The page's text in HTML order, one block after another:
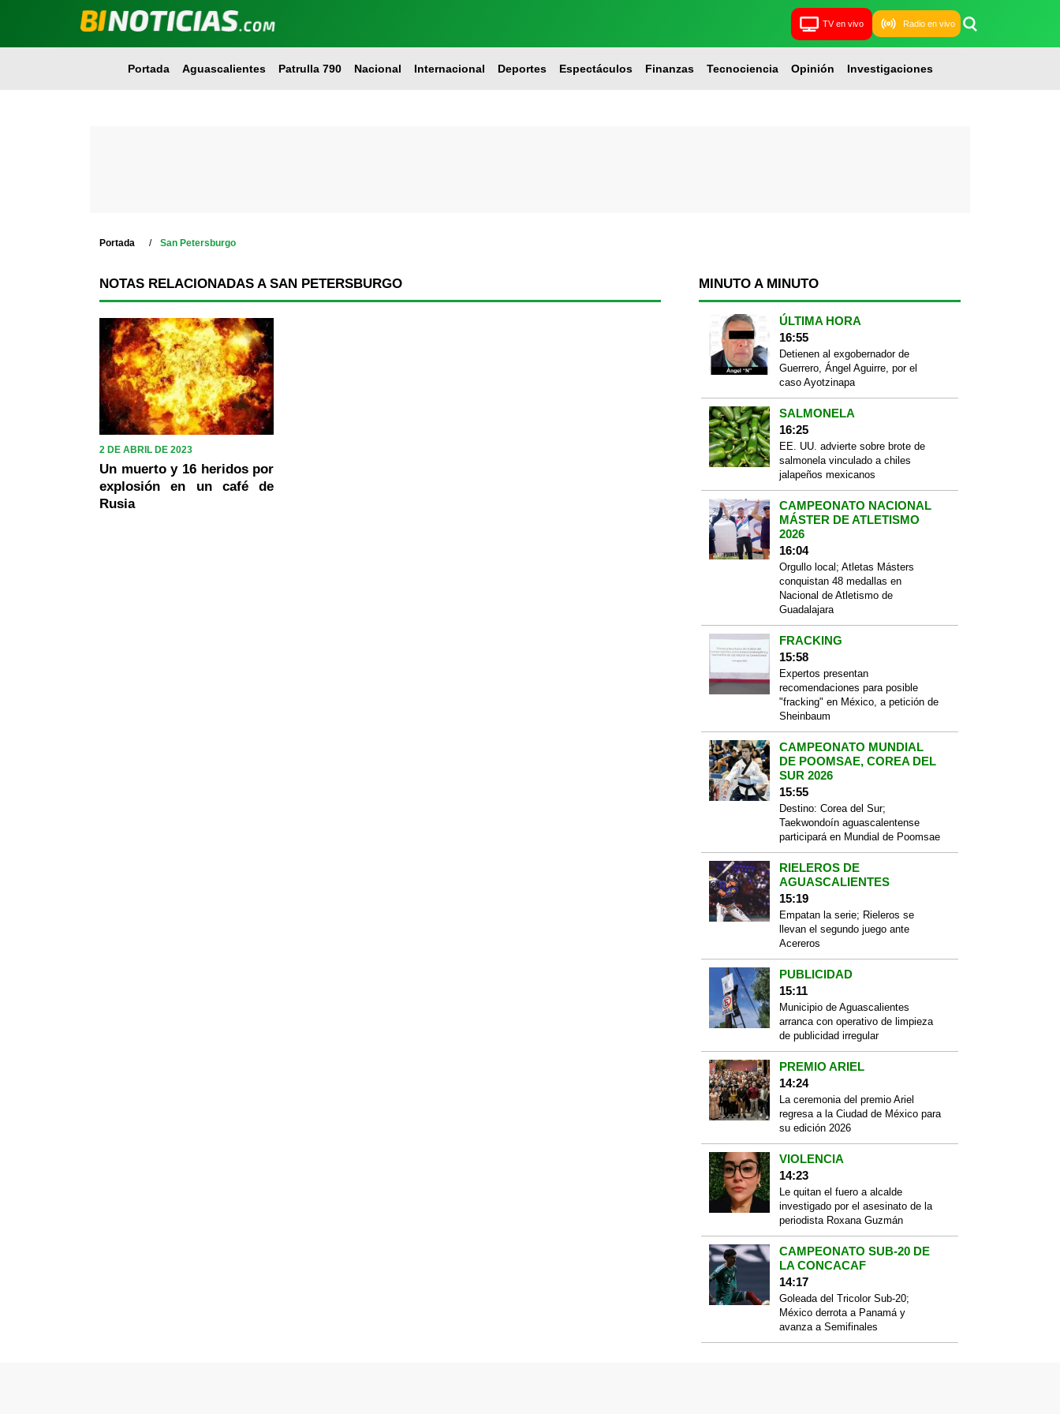
TV en vivo Radio en vivo
Portada Aguascalientes Patrulla 790 Nacional Internacional Deportes Espectáculos Finanzas Tecnociencia Opinión Investigaciones
Portada San Petersburgo
NOTAS RELACIONADAS A SAN PETERSBURGO
2 DE ABRIL DE 2023
Un muerto y 16 heridos por
explosión en un café de
Rusia
MINUTO A MINUTO
ÚLTIMA HORA
16:55
Detienen al exgobernador de
Guerrero, Ángel Aguirre, por el
caso Ayotzinapa
SALMONELA
16:25
EE. UU. advierte sobre brote de
salmonela vinculado a chiles
jalapeños mexicanos
CAMPEONATO NACIONAL
MÁSTER DE ATLETISMO
2026
16:04
Orgullo local; Atletas Másters
conquistan 48 medallas en
Nacional de Atletismo de
Guadalajara
FRACKING
15:58
Expertos presentan
recomendaciones para posible
"fracking" en México, a petición de
Sheinbaum
CAMPEONATO MUNDIAL
DE POOMSAE, COREA DEL
SUR 2026
15:55
Destino: Corea del Sur;
Taekwondoín aguascalentense
participará en Mundial de Poomsae
RIELEROS DE
AGUASCALIENTES
15:19
Empatan la serie; Rieleros se
llevan el segundo juego ante
Acereros
PUBLICIDAD
15:11
Municipio de Aguascalientes
arranca con operativo de limpieza
de publicidad irregular
PREMIO ARIEL
14:24
La ceremonia del premio Ariel
regresa a la Ciudad de México para
su edición 2026
VIOLENCIA
14:23
Le quitan el fuero a alcalde
investigado por el asesinato de la
periodista Roxana Guzmán
CAMPEONATO SUB-20 DE
LA CONCACAF
14:17
Goleada del Tricolor Sub-20;
México derrota a Panamá y
avanza a Semifinales